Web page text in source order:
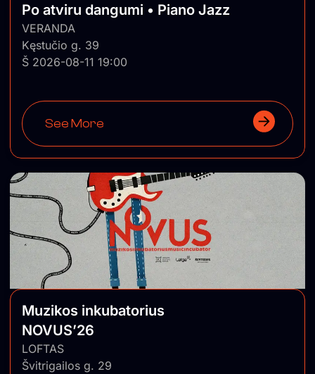
Po atviru dangumi • Piano Jazz
VERANDA
Kęstučio g. 39
Š 2026-08-11 19:00
See More
Muzikos inkubatorius
NOVUS’26
LOFTAS
Švitrigailos g. 29